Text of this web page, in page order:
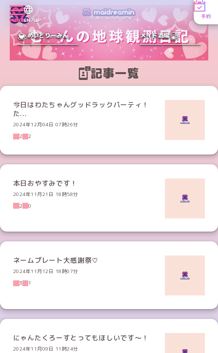
MENUEN／JP
予約
めいどりーみん メイド酒場
記事一覧
今日はわたちゃんグッドラックパーティ！
た...
2024年12月04日 07時26分
2
2
本日おやすみです！
2024年11月21日 18時58分
2
0
ネームプレート大感謝祭♡
2024年11月12日 18時07分
3
1
にゃんたくろーすとってもほしいです〜！
2024年11月09日 11時24分